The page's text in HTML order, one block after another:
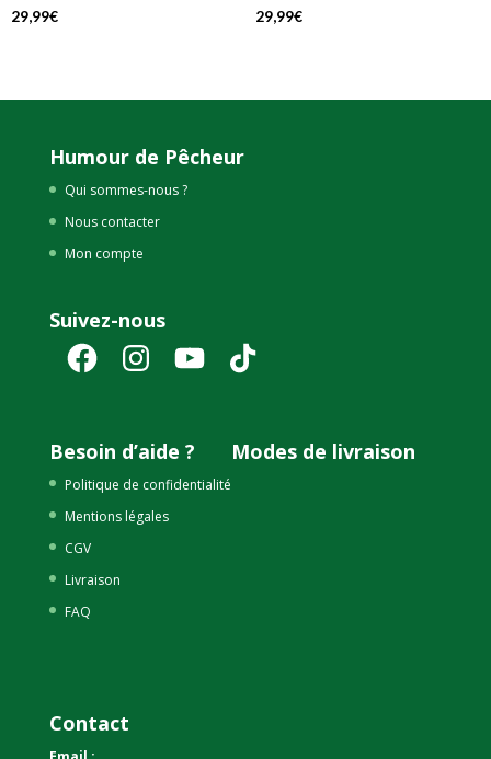
29,99€ 29,99€
Humour de Pêcheur
Qui sommes-nous ?
Nous contacter
Mon compte
Suivez-nous
FacebookInstagramYouTube TikTok
Besoin d’aide ?
Politique de confidentialité
Mentions légales
CGV
Livraison
FAQ
Modes de livraison
Contact